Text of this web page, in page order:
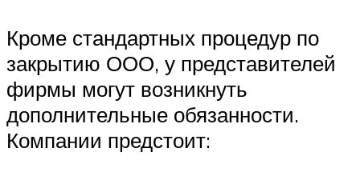
Кроме стандартных процедур по
закрытию ООО, у представителей
фирмы могут возникнуть
дополнительные обязанности.
Компании предстоит: